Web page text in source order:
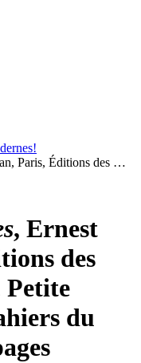
Paris, Éditions des …
, Ernest
des
Petite
du